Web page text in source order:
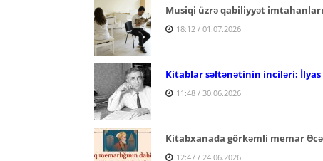
Musiqi üzrə qabiliyyət
18:12 / 01.07.2026
Kitablar səltənətinin inciləri:
11:48 / 30.06.2026
Kitabxanada görkəmli memar
12:47 / 24.06.2026